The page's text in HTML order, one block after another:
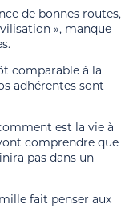
de bonnes routes,
», manque
comparable à la
adhérentes sont
est la vie à
comprendre que
pas dans un
fait penser aux